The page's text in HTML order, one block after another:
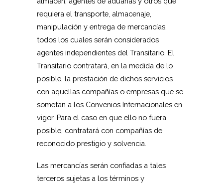
requiera el transporte, almacenaje,
manipulación y entrega de mercancías,
todos los cuales serán considerados
agentes independientes del Transitario. El
Transitario contratará, en la medida de lo
posible, la prestación de dichos servicios
con aquellas compañías o empresas que se
sometan a los Convenios Internacionales en
vigor. Para el caso en que ello no fuera
posible, contratará con compañías de
reconocido prestigio y solvencia.
Las mercancías serán confiadas a tales
terceros sujetas a los términos y